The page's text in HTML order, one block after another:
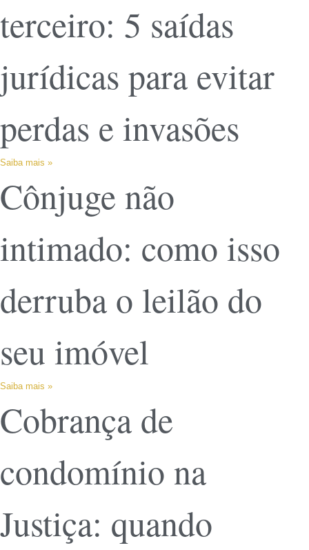
terceiro: 5 saídas
jurídicas para evitar
perdas e invasões
Saiba mais »
Cônjuge não
intimado: como isso
derruba o leilão do
seu imóvel
Saiba mais »
Cobrança de
condomínio na
Justiça: quando